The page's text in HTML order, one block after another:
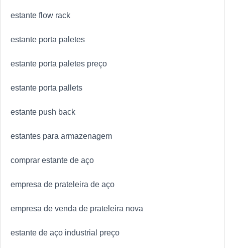
estante flow rack
estante porta paletes
estante porta paletes preço
estante porta pallets
estante push back
estantes para armazenagem
comprar estante de aço
empresa de prateleira de aço
empresa de venda de prateleira nova
estante de aço industrial preço